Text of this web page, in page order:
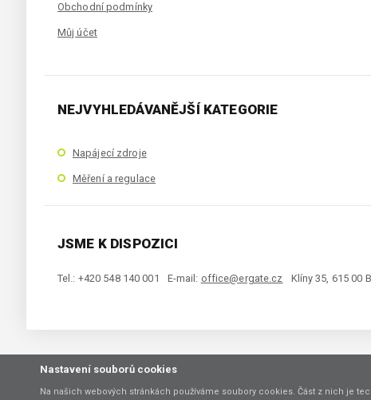
Obchodní podmínky
Můj účet
NEJVYHLEDÁVANĚJŠÍ KATEGORIE
Napájecí zdroje
Měření a regulace
JSME K DISPOZICI
Tel.: +420 548 140 001 E-mail: office@ergate.cz Klíny 35, 615 00
Copyright © 2021 ERGATE Automation s.r.o., Klíny 35, 61500 Brno
Nastavení souborů cookies
Na našich webových stránkách používáme soubory cookies. Část z nich je